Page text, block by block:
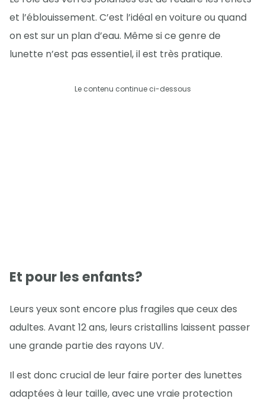
et l’éblouissement. C’est l’idéal en voiture ou quand
on est sur un plan d’eau. Même si ce genre de
lunette n’est pas essentiel, il est très pratique.
Le contenu continue ci-dessous
Et pour les enfants?
Leurs yeux sont encore plus fragiles que ceux des
adultes. Avant 12 ans, leurs cristallins laissent passer
une grande partie des rayons UV.
Il est donc crucial de leur faire porter des lunettes
adaptées à leur taille, avec une vraie protection